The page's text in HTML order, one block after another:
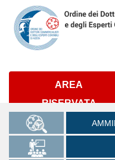
AREA
RISERVATA
Links